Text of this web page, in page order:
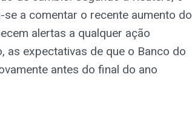
a comentar o recente aumento do
alertas a qualquer ação
as expectativas de que o Banco do
antes do final do ano